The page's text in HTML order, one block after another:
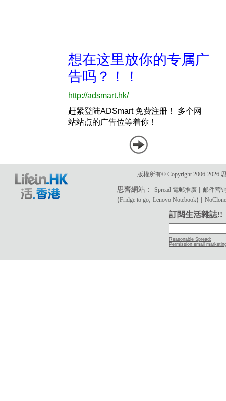
版權所有© Copyright 2006-2026
思齊網站：Spread 電郵推廣 |邮件营
(Fridge to go ,Lenovo Notebook) |